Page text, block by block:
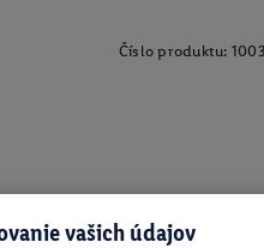
Číslo produktu:
vašich údajov